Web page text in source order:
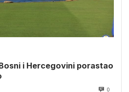
i Hercegovini porastao
0